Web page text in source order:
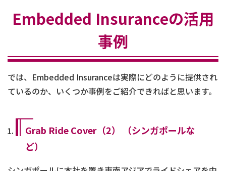
Embedded Insuranceの活用
事例
では、Embedded Insuranceは実際にどのように提供され
ているのか、いくつか事例をご紹介できればと思います。
Grab Ride Cover（2） （シンガポールな
ど）